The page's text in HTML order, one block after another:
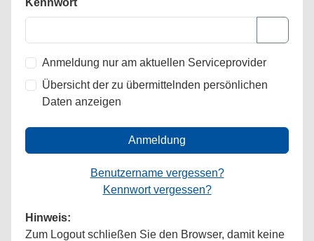
Kennwort
Anmeldung nur am aktuellen Serviceprovider
Übersicht der zu übermittelnden persönlichen
Daten anzeigen
Anmeldung
Benutzername vergessen?
Kennwort vergessen?
Hinweis:
Zum Logout schließen Sie den Browser, damit keine